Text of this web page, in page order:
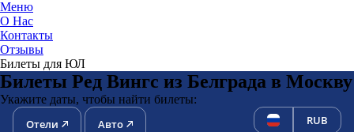
Меню
О Нас
Контакты
Отзывы
Билеты для ЮЛ
Билеты Ред Вингс из Белграда в Москву
Укажите даты, чтобы найти билеты:
Отели Авто RUB